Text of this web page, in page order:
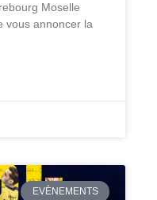
Moselle
vous annoncer la
EVÈNEMENTS